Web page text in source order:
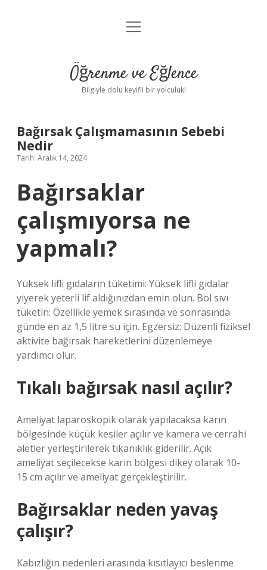
Anasayfa
Yasal Uyarı
menüyü
Öğrenme ve Eğlence
Bilgiyle dolu keyifli bir yolculuk!
Bağırsak Çalışmamasının Sebebi
Nedir
Tarih: Aralık 14, 2024
Bağırsaklar
çalışmıyorsa ne
yapmalı?
Yüksek lifli gıdaların tüketimi: Yüksek lifli gıdalar
yiyerek yeterli lif aldığınızdan emin olun. Bol sıvı
tüketin: Özellikle yemek sırasında ve sonrasında
günde en az 1,5 litre su için. Egzersiz: Düzenli fiziksel
aktivite bağırsak hareketlerini düzenlemeye
yardımcı olur.
Tıkalı bağırsak nasıl açılır?
Ameliyat laparoskopik olarak yapılacaksa karın
bölgesinde küçük kesiler açılır ve kamera ve cerrahi
aletler yerleştirilerek tıkanıklık giderilir. Açık
ameliyat seçilecekse karın bölgesi dikey olarak 10-
15 cm açılır ve ameliyat gerçekleştirilir.
Bağırsaklar neden yavaş
çalışır?
Kabızlığın nedenleri arasında kısıtlayıcı beslenme